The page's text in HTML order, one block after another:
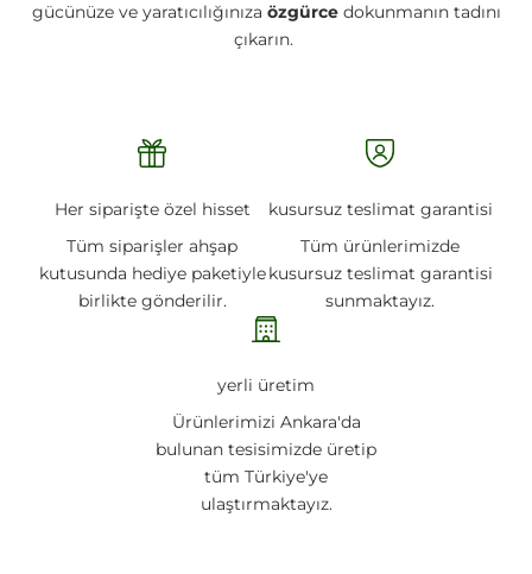
gücünüze ve yaratıcılığınıza özgürcedokunmanın tadını
çıkarın.
Her siparişte özel hisset
Tüm siparişler ahşap
kutusunda hediye paketiyle
birlikte gönderilir.
kusursuz teslimat garantisi
Tüm ürünlerimizde
kusursuz teslimat garantisi
sunmaktayız.
yerli üretim
Ürünlerimizi Ankara'da
bulunan tesisimizde üretip
tüm Türkiye'ye
ulaştırmaktayız.